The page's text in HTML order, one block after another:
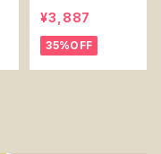
ド【Vegan Leat
her Navy Lea
d】
¥3,887
35%OFF